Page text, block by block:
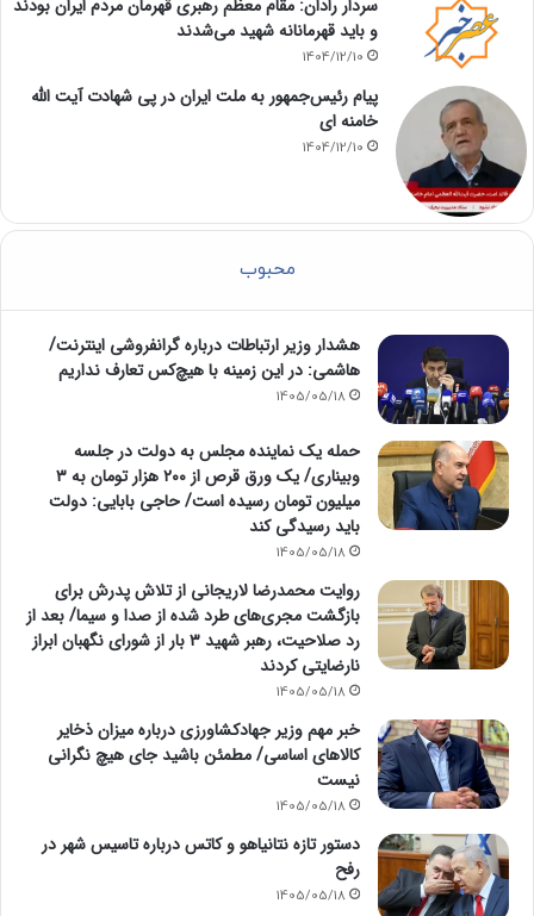
سردار رادان: مقام معظم رهبری قهرمان مردم ایران بودند
و باید قهرمانانه شهید می‌شدند
1404/12/10
پیام رئیس‌جمهور به ملت ایران در پی شهادت آیت الله
خامنه ای
1404/12/10
محبوب
هشدار وزیر ارتباطات درباره گرانفروشی اینترنت/
هاشمی: در این زمینه با هیچ‌کس تعارف نداریم
1405/05/18
حمله یک نماینده مجلس به دولت در جلسه
وبیناری/ یک ورق قرص از ۲۰۰ هزار تومان به ۳
میلیون تومان رسیده است/ حاجی بابایی: دولت
باید رسیدگی کند
1405/05/18
روایت محمدرضا لاریجانی از تلاش پدرش برای
بازگشت مجری‌های طرد شده از صدا و سیما/ بعد از
رد صلاحیت، رهبر شهید ۳ بار از شورای نگهبان ابراز
نارضایتی کردند
1405/05/18
خبر مهم وزیر جهادکشاورزی درباره میزان ذخایر
کالاهای اساسی/ مطمئن باشید جای هیچ نگرانی
نیست
1405/05/18
دستور تازه نتانیاهو و کاتس درباره تاسیس شهر در
رفح
1405/05/18